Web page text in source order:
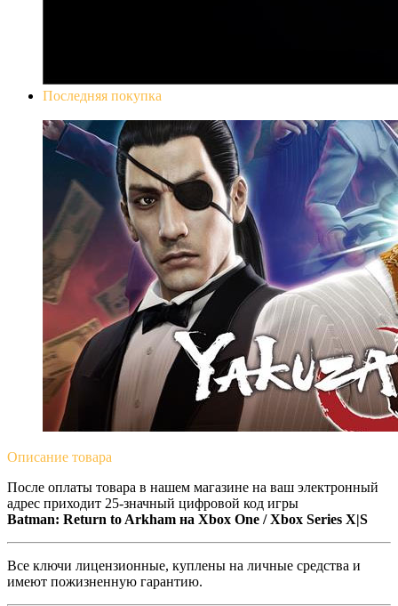
Последняя покупка
Описание товара
После оплаты товара в нашем магазине на ваш электронный
адрес приходит 25-значный цифровой код игры
Batman: Return to Arkham на Xbox One / Xbox Series X|S
Все ключи лицензионные, куплены на личные средства и
имеют пожизненную гарантию.